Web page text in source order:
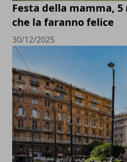
Festa della mamma,
che la faranno felice
30/12/2025